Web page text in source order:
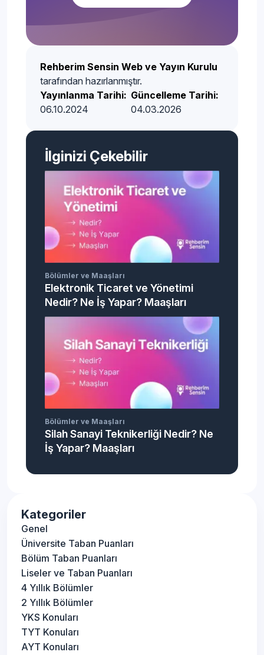
Rehberim Sensin Web ve Yayın Kurulu
tarafından hazırlanmıştır.
Yayınlanma Tarihi:
06.10.2024
Güncelleme Tarihi:
04.03.2026
İlginizi Çekebilir
Bölümler ve Maaşları
Elektronik Ticaret ve Yönetimi
Nedir? Ne İş Yapar? Maaşları
Bölümler ve Maaşları
Silah Sanayi Teknikerliği Nedir? Ne
İş Yapar? Maaşları
Kategoriler
Genel
Üniversite Taban Puanları
Bölüm Taban Puanları
Liseler ve Taban Puanları
4 Yıllık Bölümler
2 Yıllık Bölümler
YKS Konuları
TYT Konuları
AYT Konuları